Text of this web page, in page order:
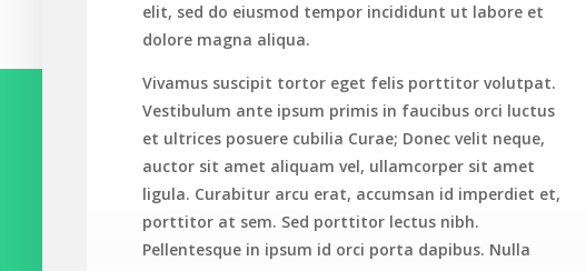
elit, sed do eiusmod tempor incididunt ut labore et
dolore magna aliqua.
Vivamus suscipit tortor eget felis porttitor volutpat.
Vestibulum ante ipsum primis in faucibus orci luctus
et ultrices posuere cubilia Curae; Donec velit neque,
auctor sit amet aliquam vel, ullamcorper sit amet
ligula. Curabitur arcu erat, accumsan id imperdiet et,
porttitor at sem. Sed porttitor lectus nibh.
Pellentesque in ipsum id orci porta dapibus. Nulla